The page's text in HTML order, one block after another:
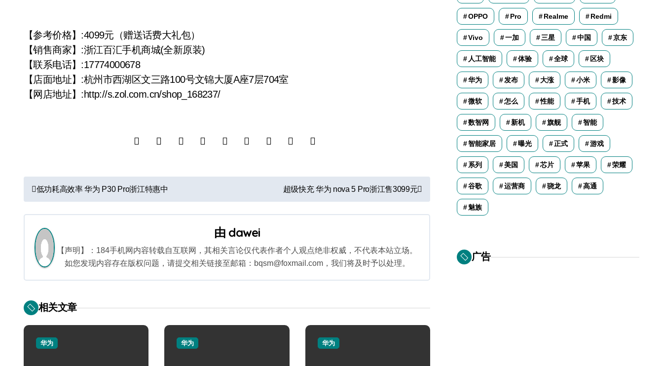
【参考价格】:4099元（赠送话费大礼包）
【销售商家】:浙江百汇手机商城(全新原装)
【联系电话】:17774000678
【店面地址】:杭州市西湖区文三路100号文锦大厦A座7层704室
【网店地址】:http://s.zol.com.cn/shop_168237/
文
章
导
航
低功耗高效率 华为 P30 Pro浙江特惠中 超级快充 华为 nova 5 Pro浙江售3099元
由 dawei
【声明】：184手机网内容转载自互联网，其相关言论仅代表作者个人观点绝非权威，不代表本站立场。
如您发现内容存在版权问题，请提交相关链接至邮箱：bqsm@foxmail.com，我们将及时予以处理。
相关文章
华为 华为 华为
OPPO Pro Realme Redmi
Vivo 一加 三星 中国 京东
人工智能 体验 全球 区块
华为 发布 大涨 小米 影像
微软 怎么 性能 手机 技术
数智网 新机 旗舰 智能
智能家居 曝光 正式 游戏
系列 美国 芯片 苹果 荣耀
谷歌 运营商 骁龙 高通
魅族
广告